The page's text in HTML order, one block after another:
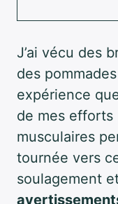
J’ai vécu des
des
expérience
de mes efforts
musculaires
tournée vers
soulagement